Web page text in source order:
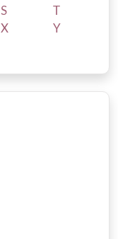
S
T
X
Y